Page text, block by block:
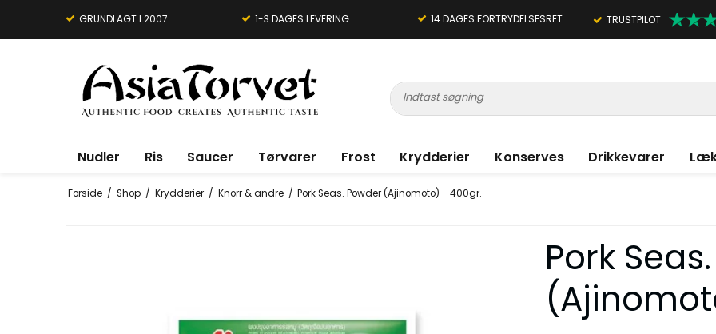
GRUNDLAGT I 2007 1-3 DAGES LEVERING 14 DAGES FORTRYDELSESRET TRUSTPILOT
Nudler Ris Saucer Tørvarer Frost Krydderier Konserves Drikkevarer
Forside / Shop / Krydderier / Knorr & andre / Pork Seas. Powder (Ajinomoto) - 400gr.
Pork